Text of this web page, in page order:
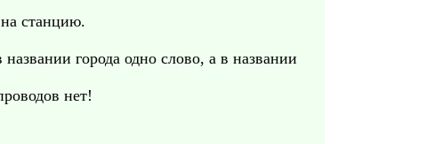
станцию.
города одно слово, а в названии
нет!